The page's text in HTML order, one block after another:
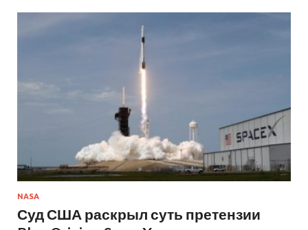
NASA
Суд США раскрыл суть претензии